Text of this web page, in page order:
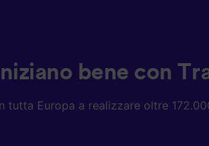
bene con
tutta Europa a realizzare oltre